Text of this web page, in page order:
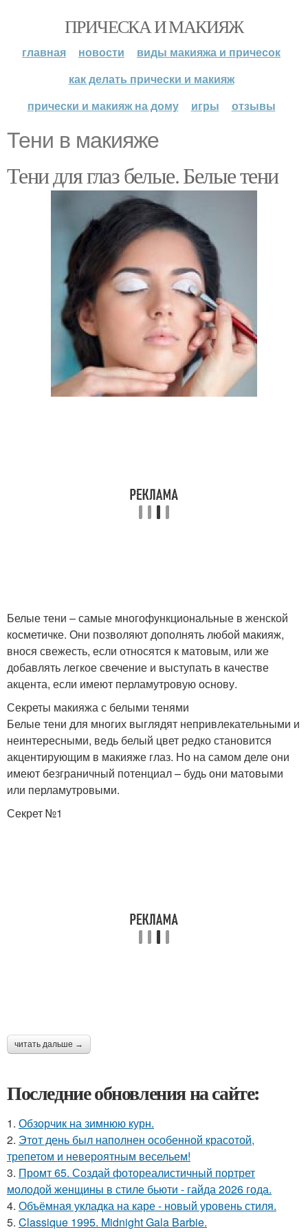
ПРИЧЕСКА И МАКИЯЖ
главная новости
виды макияжа и причесок
как делать прически и макияж
прически и макияж на дому
игры отзывы
Тени в макияже
Тени для глаз белые. Белые тени
Белые тени – самые многофункциональные в женской
косметичке. Они позволяют дополнять любой макияж,
внося свежесть, если относятся к матовым, или же
добавлять легкое свечение и выступать в качестве
акцента, если имеют перламутровую основу.
Секреты макияжа с белыми тенями
Белые тени для многих выглядят непривлекательными и
неинтересными, ведь белый цвет редко становится
акцентирующим в макияже глаз. Но на самом деле они
имеют безграничный потенциал – будь они матовыми
или перламутровыми.
Секрет №1
читать дальше →
Последние обновления на сайте:
1. Обзорчик на зимнюю курн.
2. Этот день был наполнен особенной красотой,
трепетом и невероятным весельем!
3. Промт 65. Создай фотореалистичный портрет
молодой женщины в стиле бьюти - гайда 2026 года.
4. Объёмная укладка на каре - новый уровень стиля.
5. Classique 1995. Midnight Gala Barbie.